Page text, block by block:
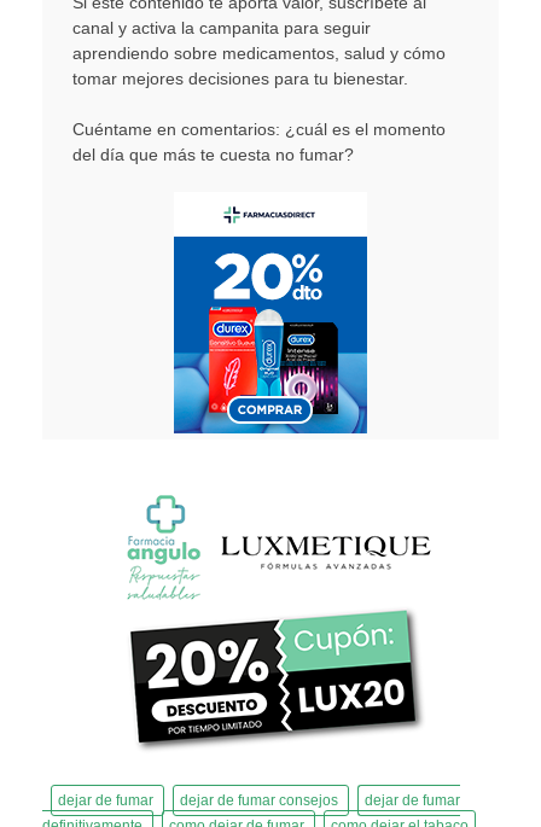
canal y activa la campanita para seguir
aprendiendo sobre medicamentos, salud y cómo
tomar mejores decisiones para tu bienestar.
Cuéntame en comentarios: ¿cuál es el momento
del día que más te cuesta no fumar?
dejar de fumar dejar de fumar consejos
dejar de fumar